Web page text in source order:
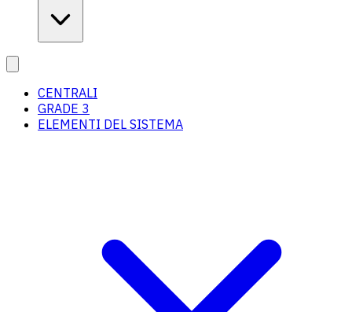
CENTRALI
GRADE 3
ELEMENTI DEL SISTEMA